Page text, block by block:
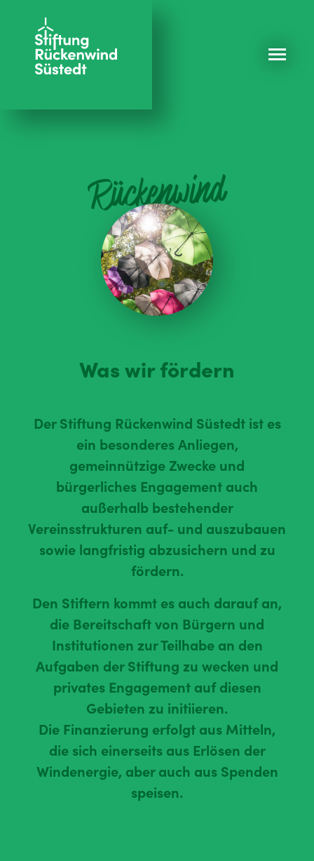
Rückenwind
Was wir fördern
Der Stiftung Rückenwind Süstedt ist es
ein besonderes Anliegen,
gemeinnützige Zwecke und
bürgerliches Engagement auch
außerhalb bestehender
Vereinsstrukturen auf- und auszubauen
sowie langfristig abzusichern und zu
fördern.
Den Stiftern kommt es auch darauf an,
die Bereitschaft von Bürgern und
Institutionen zur Teilhabe an den
Aufgaben der Stiftung zu wecken und
privates Engagement auf diesen
Gebieten zu initiieren.
Die Finanzierung erfolgt aus Mitteln,
die sich einerseits aus Erlösen der
Windenergie, aber auch aus Spenden
speisen.